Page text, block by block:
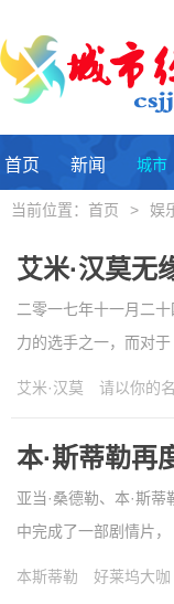
首页 新闻 城市
当前位置： 首页 > 娱
艾米·汉莫无
二零一七年十一月二
力的选手之一，而对于
艾米·汉莫 请以你的
本·斯蒂勒再
亚当·桑德勒、本·斯
中完成了一部剧情片，
本斯蒂勒 好莱坞大咖